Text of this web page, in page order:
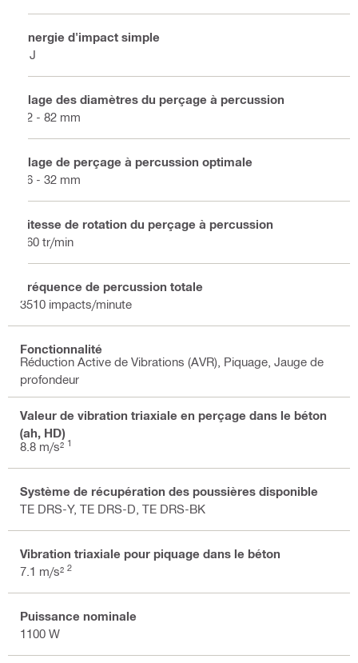
Énergie d'impact simple
6 J
Plage des diamètres du perçage à percussion
12 - 82 mm
Plage de perçage à percussion optimale
16 - 32 mm
Vitesse de rotation du perçage à percussion
360 tr/min
Fréquence de percussion totale
3510 impacts/minute
Fonctionnalité
Réduction Active de Vibrations (AVR), Piquage, Jauge de
profondeur
Valeur de vibration triaxiale en perçage dans le béton
(ah, HD)
8.8 m/s² 1
Système de récupération des poussières disponible
TE DRS-Y, TE DRS-D, TE DRS-BK
Vibration triaxiale pour piquage dans le béton
7.1 m/s² 2
Puissance nominale
1100 W